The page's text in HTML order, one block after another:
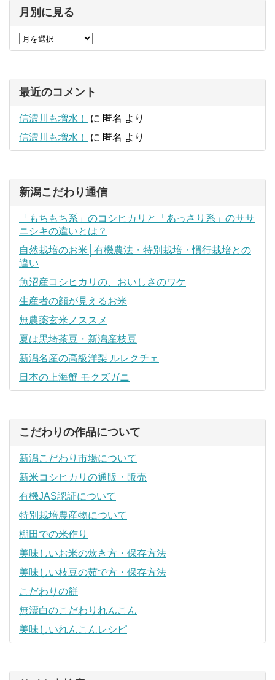
月別に見る
最近のコメント
信濃川も増水！ に 匿名 より
信濃川も増水！
に 匿名 より
新潟こだわり通信
「もちもち系」のコシヒカリと「あっさり系」のササ
ニシキの違いとは？
自然栽培のお米│有機農法・特別栽培・慣行栽培との
違い
魚沼産コシヒカリの、おいしさのワケ
生産者の顔が見えるお米
無農薬玄米ノススメ
夏は黒埼茶豆・新潟産枝豆
新潟名産の高級洋梨 ルレクチェ
日本の上海蟹 モクズガニ
こだわりの作品について
新潟こだわり市場について
新米コシヒカリの通販・販売
有機JAS認証について
特別栽培農産物について
棚田での米作り
美味しいお米の炊き方・保存方法
美味しい枝豆の茹で方・保存方法
こだわりの餅
無漂白のこだわりれんこん
美味しいれんこんレシピ